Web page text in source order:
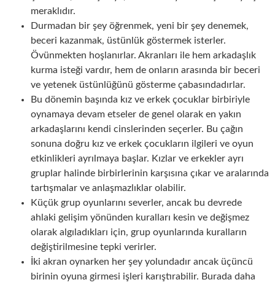
meraklıdır.
Durmadan bir şey öğrenmek, yeni bir şey denemek,
beceri kazanmak, üstünlük göstermek isterler.
Övünmekten hoşlanırlar. Akranları ile hem arkadaşlık
kurma isteği vardır, hem de onların arasında bir beceri
ve yetenek üstünlüğünü gösterme çabasındadırlar.
Bu dönemin başında kız ve erkek çocuklar birbiriyle
oynamaya devam etseler de genel olarak en yakın
arkadaşlarını kendi cinslerinden seçerler. Bu çağın
sonuna doğru kız ve erkek çocukların ilgileri ve oyun
etkinlikleri ayrılmaya başlar. Kızlar ve erkekler ayrı
gruplar halinde birbirlerinin karşısına çıkar ve aralarında
tartışmalar ve anlaşmazlıklar olabilir.
Küçük grup oyunlarını severler, ancak bu devrede
ahlaki gelişim yönünden kuralları kesin ve değişmez
olarak algıladıkları için, grup oyunlarında kuralların
değiştirilmesine tepki verirler.
İki akran oynarken her şey yolundadır ancak üçüncü
birinin oyuna girmesi işleri karıştırabilir. Burada daha